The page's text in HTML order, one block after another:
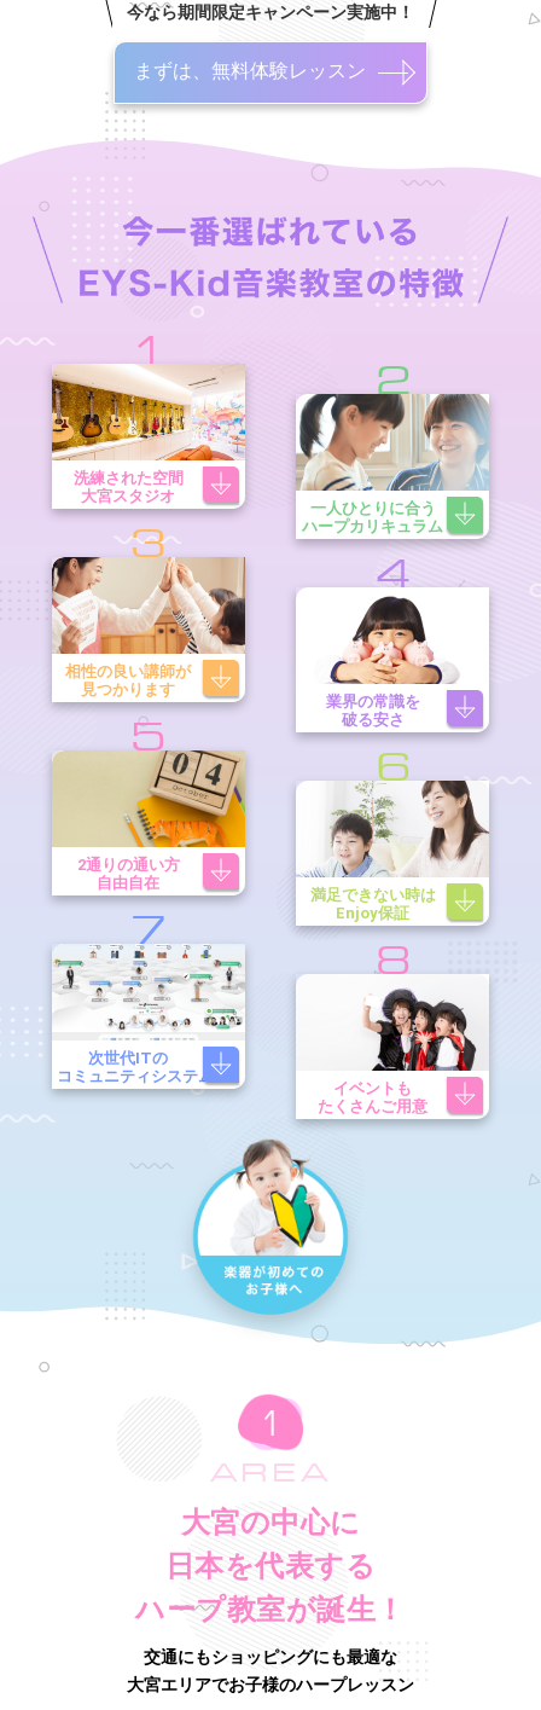
今なら期間限定キャンペーン実施中！
まずは、無料体験レッスン
1
洗練された空間
大宮スタジオ
2
一人ひとりに合う
ハープカリキュラム
3
相性の良い講師が
見つかります
4
業界の常識を
破る安さ
5
2通りの通い方
自由自在
6
満足できない時は
Enjoy保証
7
次世代ITの
コミュニティシステム
8
イベントも
たくさんご用意
AREA
大宮の中心に
日本を代表する
ハープ教室が誕生！
交通にもショッピングにも最適な
大宮エリアでお子様のハープレッスン